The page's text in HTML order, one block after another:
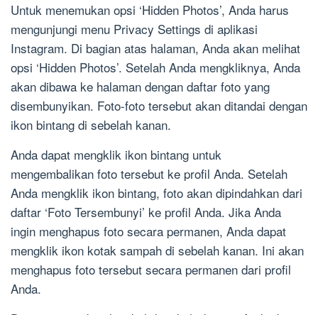
Untuk menemukan opsi ‘Hidden Photos’, Anda harus
mengunjungi menu Privacy Settings di aplikasi
Instagram. Di bagian atas halaman, Anda akan melihat
opsi ‘Hidden Photos’. Setelah Anda mengkliknya, Anda
akan dibawa ke halaman dengan daftar foto yang
disembunyikan. Foto-foto tersebut akan ditandai dengan
ikon bintang di sebelah kanan.
Anda dapat mengklik ikon bintang untuk
mengembalikan foto tersebut ke profil Anda. Setelah
Anda mengklik ikon bintang, foto akan dipindahkan dari
daftar ‘Foto Tersembunyi’ ke profil Anda. Jika Anda
ingin menghapus foto secara permanen, Anda dapat
mengklik ikon kotak sampah di sebelah kanan. Ini akan
menghapus foto tersebut secara permanen dari profil
Anda.